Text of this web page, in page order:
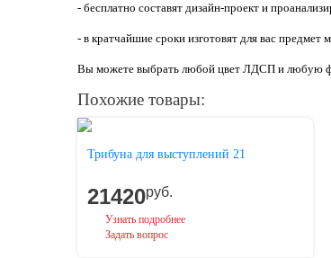
- бесплатно составят дизайн-проект и
- в кратчайшие сроки изготовят для вас предмет
Вы можете выбрать любой цвет ЛДСП и любую
Похожие товары:
Трибуна для выступлений 21
21420руб.
Узнать подробнее
Задать вопрос